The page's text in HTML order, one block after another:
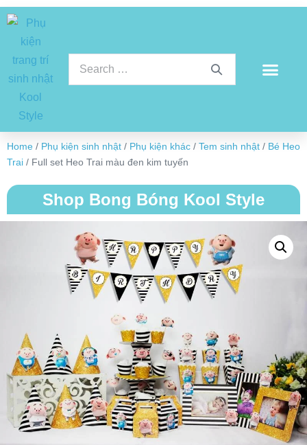
Home / Phụ kiện sinh nhật / Phụ kiện khác / Tem sinh nhật / Bé Heo
Trai / Full set Heo Trai màu đen kim tuyến
Shop Bong Bóng Kool Style